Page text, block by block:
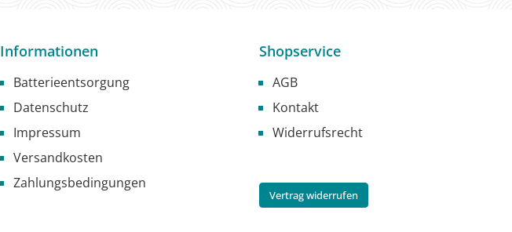
Informationen
Batterieentsorgung
Datenschutz
Impressum
Versandkosten
Zahlungsbedingungen
Shopservice
AGB
Kontakt
Widerrufsrecht
Vertrag widerrufen